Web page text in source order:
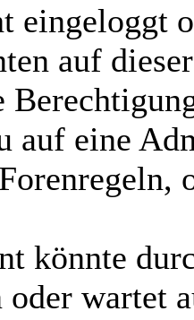
eingeloggt
auf
auf eine
könnte
oder wartet